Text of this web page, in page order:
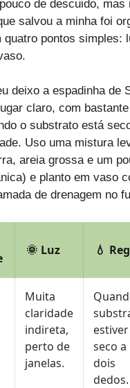
de descuido, mas
salvou a minha foi
quatro pontos simples:
deixo a espadinha de
claro, com
o substrato está
Uso uma mistura
areia grossa e um
e planto em vaso
de drenagem no
🌞 Luz 💧
Muita
claridade
indireta,
perto de
janelas.
estiver
seco a
dois
dedos.